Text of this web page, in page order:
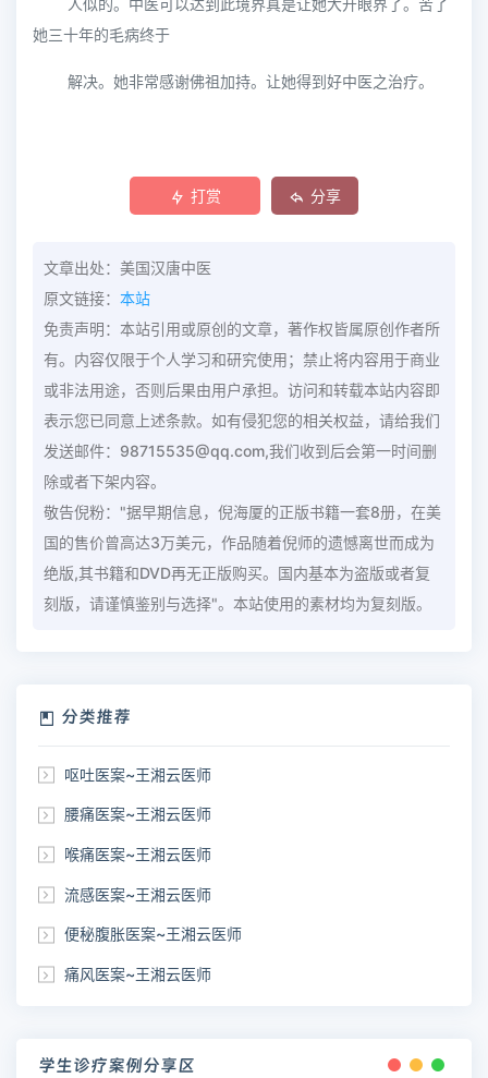
人似的。中医可以达到此境界真是让她大开眼界了。苦了
她三十年的毛病终于
解决。她非常感谢佛祖加持。让她得到好中医之治疗。
打赏 分享
文章出处：美国汉唐中医
原文链接： 本站
免责声明：本站引用或原创的文章，著作权皆属原创作者所
有。内容仅限于个人学习和研究使用；禁止将内容用于商业
或非法用途，否则后果由用户承担。访问和转载本站内容即
表示您已同意上述条款。如有侵犯您的相关权益，请给我们
发送邮件：98715535@qq.com,我们收到后会第一时间删
除或者下架内容。
敬告倪粉："据早期信息，倪海厦的正版书籍一套8册，在美
国的售价曾高达3万美元，作品随着倪师的遗憾离世而成为
绝版,其书籍和DVD再无正版购买。国内基本为盗版或者复
刻版，请谨慎鉴别与选择"。本站使用的素材均为复刻版。
分类推荐
呕吐医案~王湘云医师
腰痛医案~王湘云医师
喉痛医案~王湘云医师
流感医案~王湘云医师
便秘腹胀医案~王湘云医师
痛风医案~王湘云医师
学生诊疗案例分享区